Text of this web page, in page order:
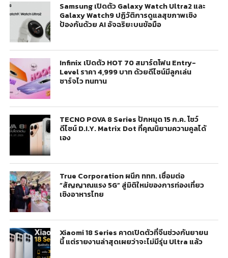
Samsung เปิดตัว Galaxy Watch Ultra2 และ
Galaxy Watch9 ปฏิวัติการดูแลสุขภาพเชิง
ป้องกันด้วย AI อัจฉริยะบนข้อมือ
Infinix เปิดตัว HOT 70 สมาร์ตโฟน Entry-
Level ราคา 4,999 บาท ด้วยดีไซน์มีลูกเล่น
ชาร์จไว ทนทาน
TECNO POVA 8 Series ปักหมุด 15 ก.ค. โชว์
ดีไซน์ D.I.Y. Matrix Dot ที่คุณนิยามความคูลได้
เอง
True Corporation ผนึก ททท. เชื่อมต่อ
“สัญญาณแรง 5G” สู่มิติใหม่ของการท่องเที่ยว
เชิงอาหารไทย
Xiaomi 18 Series คาดเปิดตัวที่จีนช่วงกันยายน
นี้ แต่รายงานล่าสุดเผยว่าจะไม่มีรุ่น Ultra แล้ว